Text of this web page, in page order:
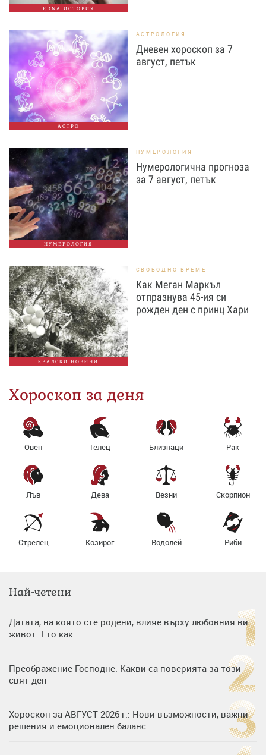
EDNA ИСТОРИЯ
АСТРО
АСТРОЛОГИЯ
Дневен хороскоп за 7
август, петък
НУМЕРОЛОГИЯ
НУМЕРОЛОГИЯ
Нумерологична прогноза
за 7 август, петък
КРАЛСКИ НОВИНИ
СВОБОДНО ВРЕМЕ
Как Меган Маркъл
отпразнува 45-ия си
рожден ден с принц Хари
Хороскоп за деня
Овен Телец Близнаци Рак
Лъв Дева Везни Скорпион
Стрелец Козирог Водолей Риби
Най-четени
Датата, на която сте родени, влияе върху любовния ви
живот. Ето как...
Преображение Господне: Какви са поверията за този
свят ден
Хороскоп за АВГУСТ 2026 г.: Нови възможности, важни
решения и емоционален баланс